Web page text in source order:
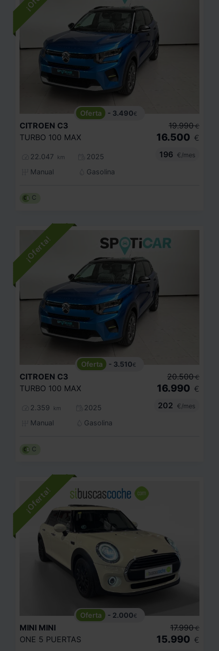
- 3.490€
CITROEN C3
TURBO 100 MAX
22.047 km
2025
Manual
Gasolina
19.990 €
16.500 €
196
€/mes
C
- 3.510€
CITROEN C3
TURBO 100 MAX
2.359 km
2025
Manual
Gasolina
20.500 €
16.990 €
202
€/mes
C
- 2.000€
MINI MINI
ONE 5 PUERTAS
17.990 €
15.990 €